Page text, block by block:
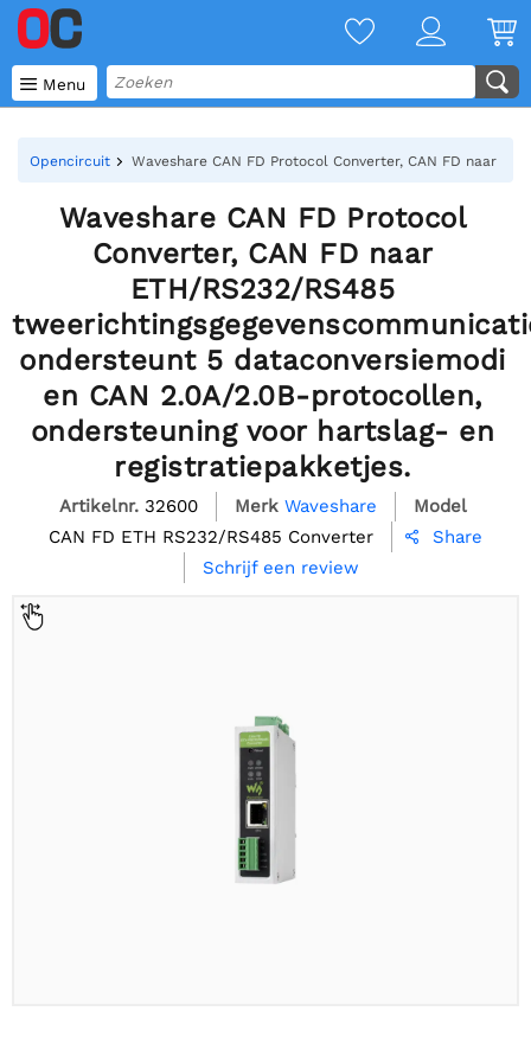
 Menu
Opencircuit Waveshare CAN FD Protocol Converter, CAN FD naar
Waveshare CAN FD Protocol
Converter, CAN FD naar
ETH/RS232/RS485
ondersteunt 5 dataconversiemodi
en CAN 2.0A/2.0B-protocollen,
ondersteuning voor hartslag- en
registratiepakketjes.
Artikelnr. 32600 Merk Waveshare
Model
CAN FD ETH RS232/RS485 Converter

Share
Schrijf een review